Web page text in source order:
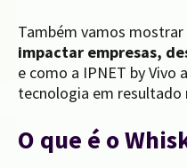
Também vamos mostrar
impactar empresas,
e como a IPNET by
tecnologia em resultado
O que é o